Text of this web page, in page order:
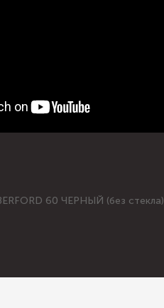
60 ЧЕРНЫЙ (без стекла)